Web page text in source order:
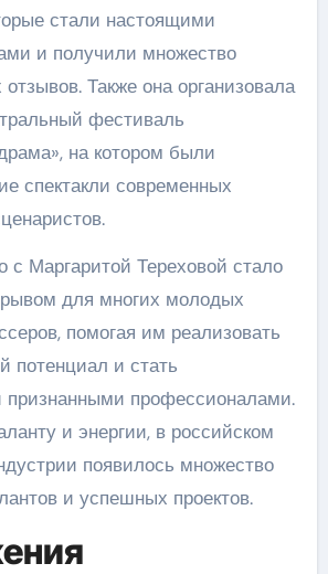
стали настоящими
и получили множество
Также она организовала
фестиваль
на котором были
спектакли современных
с Маргаритой Тереховой стало
для многих молодых
помогая им реализовать
потенциал и стать
профессионалами.
и энергии, в российском
появилось множество
и успешных проектов.